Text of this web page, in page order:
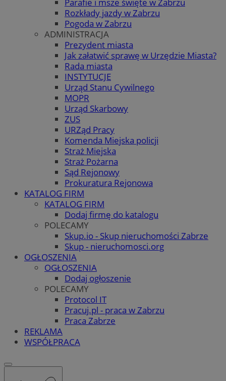
Rozkłady jazdy w Zabrzu
Pogoda w Zabrzu
ADMINISTRACJA
Prezydent miasta
Jak załatwić sprawę w Urzędzie Miasta?
Rada miasta
INSTYTUCJE
Urząd Stanu Cywilnego
MOPR
Urząd Skarbowy
ZUS
URZąd Pracy
Komenda Miejska policji
Straż Miejska
Straż Pożarna
Sąd Rejonowy
Prokuratura Rejonowa
KATALOG FIRM
KATALOG FIRM
Dodaj firmę do katalogu
POLECAMY
Skup.io - Skup nieruchomości Zabrze
Skup - nieruchomosci.org
OGŁOSZENIA
OGŁOSZENIA
Dodaj ogłoszenie
POLECAMY
Protocol IT
Pracuj.pl - praca w Zabrzu
Praca Zabrze
REKLAMA
WSPÓŁPRACA